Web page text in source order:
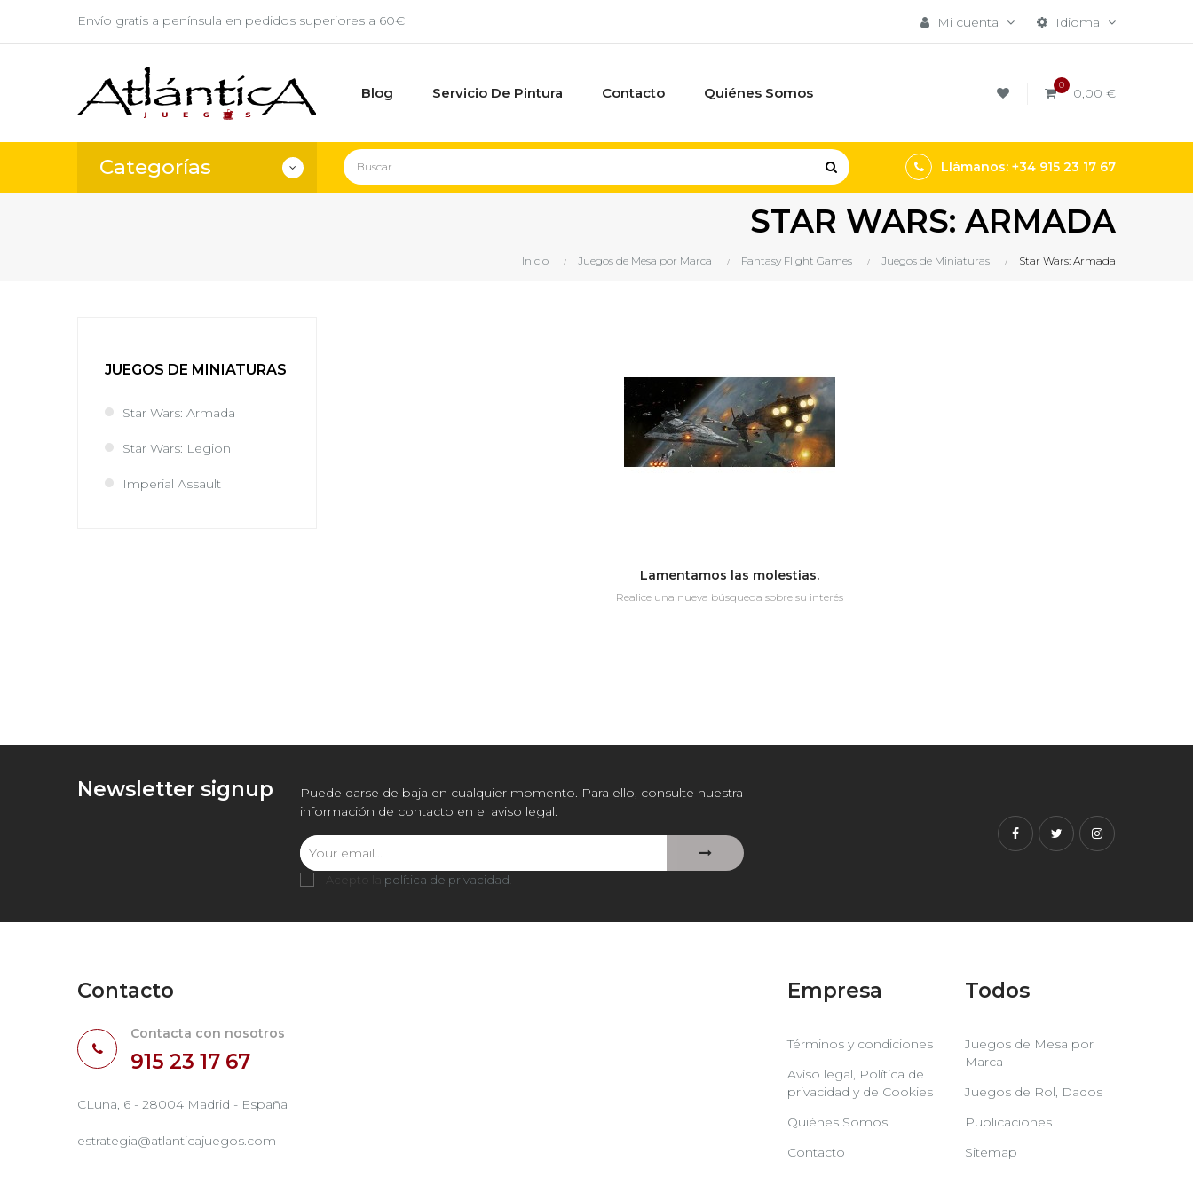
Envío gratis a península en pedidos superiores a 60€ Idioma
Mi cuenta
Blog Servicio De Pintura Contacto Quiénes Somos 0 0,00 €
Categorías Llámanos: +34 915 23 17 67
STAR WARS: ARMADA
Inicio Juegos de Mesa por Marca Fantasy Flight Games Juegos de Miniaturas Star Wars: Armada
JUEGOS DE MINIATURAS
Star Wars: Armada
Star Wars: Legion
Imperial Assault
Lamentamos las molestias.
Realice una nueva búsqueda sobre su interés
Newsletter signup
Puede darse de baja en cualquier momento. Para ello, consulte nuestra
información de contacto en el aviso legal.
Acepto la política de privacidad
Facebook
TwitterInstagram
Contacto
Contacta con nosotros
915 23 17 67
CLuna, 6 - 28004 Madrid - España
estrategia@atlanticajuegos.com
Empresa
Términos y condiciones
Aviso legal, Política de
privacidad y de Cookies
Quiénes Somos
Contacto
Todos
Juegos de Mesa por
Marca
Juegos de Rol, Dados
Publicaciones
Sitemap